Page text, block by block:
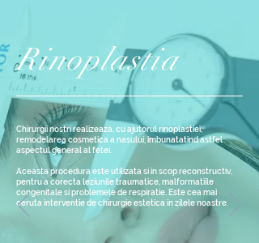
Rinoplastia
Chirurgii nostri realizeaza, cu ajutorul rinoplastiei,
remodelarea cosmetica a nasului, imbunatatind astfel
aspectul general al fetei.
Aceasta procedura este utilizata si in scop reconstructiv,
pentru a corecta leziunile traumatice, malformatiile
congenitale si problemele de respiratie. Este cea mai
ceruta interventie de chirurgie estetica in zilele noastre.